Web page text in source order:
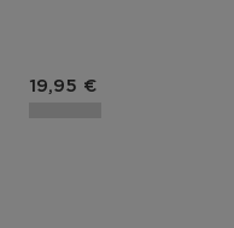
Prix du produit
19,95 €